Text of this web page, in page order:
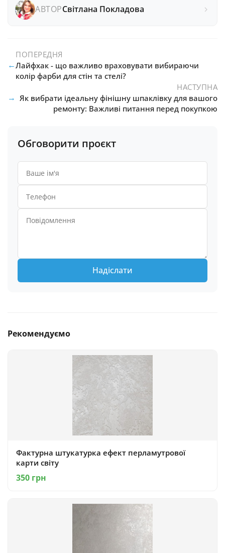
АВТОРСвітлана Покладова
←
ПОПЕРЕДНЯ
Лайфхак - що важливо враховувати вибираючи
колір фарби для стін та стелі?
НАСТУПНА
Як вибрати ідеальну фінішну шпаклівку для вашого
ремонту: Важливі питання перед покупкою
→
Обговорити проєкт
Надіслати
Рекомендуємо
Фактурна штукатурка ефект перламутрової
карти світу
350 грн